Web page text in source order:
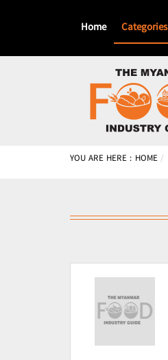
Home Categories
YOU ARE HERE : HOME